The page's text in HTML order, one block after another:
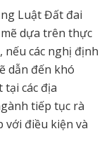
Luật Đất đai
dựa trên thực
nếu các nghị định
dẫn đến khó
các địa
tiếp tục rà
với điều kiện và